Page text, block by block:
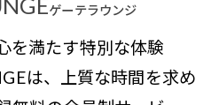
ゲーテラウンジ
を満たす特別な体験
は、上質な時間を求め